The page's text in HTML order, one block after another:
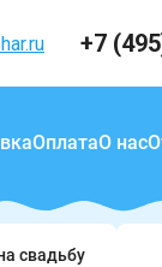
+7
ОплатаО нас
свадьбу